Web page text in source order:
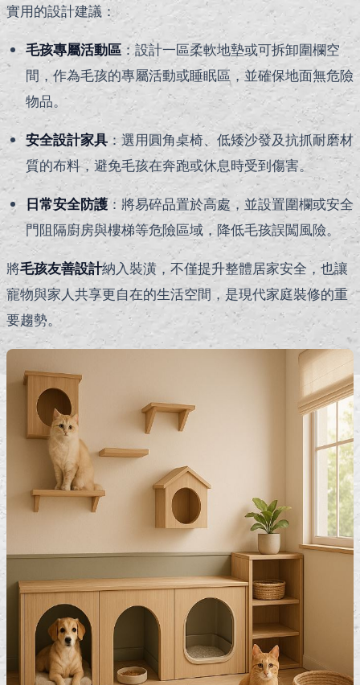
實用的設計建議：
毛孩專屬活動區：設計一區柔軟地墊或可拆卸圍欄空
間，作為毛孩的專屬活動或睡眠區，並確保地面無危險
物品。
安全設計家具：選用圓角桌椅、低矮沙發及抗抓耐磨材
質的布料，避免毛孩在奔跑或休息時受到傷害。
日常安全防護：將易碎品置於高處，並設置圍欄或安全
門阻隔廚房與樓梯等危險區域，降低毛孩誤闖風險。
將毛孩友善設計納入裝潢，不僅提升整體居家安全，也讓
寵物與家人共享更自在的生活空間，是現代家庭裝修的重
要趨勢。